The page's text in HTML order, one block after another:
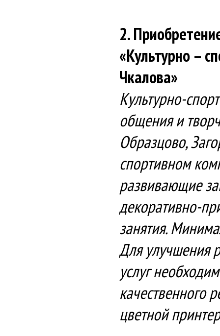
2.
«Культурно –
Чкалова»
Культурно-
общения и
Образцово,
спортивном
развивающие
декоративно-
занятия.
Для улучшения
услуг
качественного
цветной